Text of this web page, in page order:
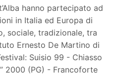
hanno partecipato ad
in Italia ed Europa di
sociale, tradizionale, tra
Ernesto De Martino di
Suisio 99 - Chiasso
2000 (PG) - Francoforte